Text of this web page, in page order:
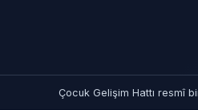
Çocuk Gelişim Hattı resmî